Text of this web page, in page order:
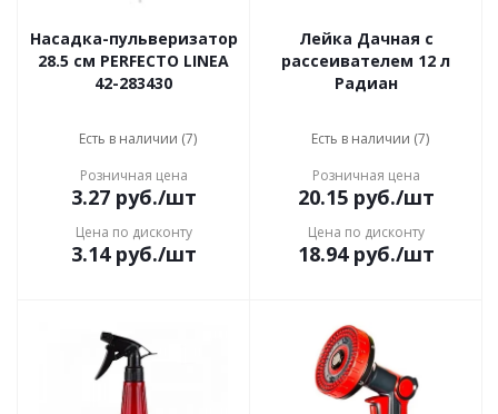
Насадка-пульверизатор
28.5 см PERFECTO LINEA
42-283430
Есть в наличии (7)
Розничная цена
3.27руб./шт
Цена по дисконту
3.14руб./шт
Лейка Дачная с
рассеивателем 12 л
Радиан
Есть в наличии (7)
Розничная цена
20.15руб./шт
Цена по дисконту
18.94руб./шт